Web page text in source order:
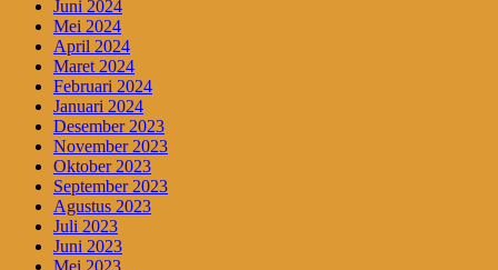
Juni 2024
Mei 2024
April 2024
Maret 2024
Februari 2024
Januari 2024
Desember 2023
November 2023
Oktober 2023
September 2023
Agustus 2023
Juli 2023
Juni 2023